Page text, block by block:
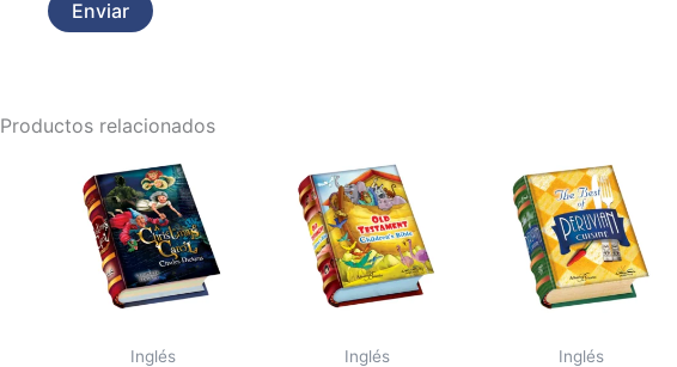
Productos relacionados
Inglés Inglés Inglés